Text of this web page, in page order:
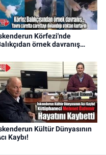
Körfezi'nde
örnek davranış…
Kültür Dünyasının
Kaybı!